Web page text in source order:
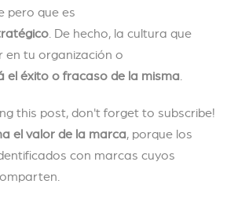
pero que es
. De hecho, la cultura que
en tu organización o
el éxito o fracaso de la misma
this post, don't forget to subscribe!
el valor de la marca, porque los
con marcas cuyos